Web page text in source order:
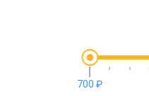
700 ₽